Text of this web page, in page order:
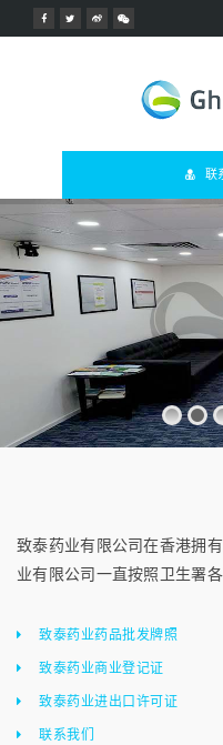
联
致泰药业有限公司在香港拥
业有限公司一直按照卫生署
致泰药业药品批发牌照
致泰药业商业登记证
致泰药业进出口许可证
联系我们